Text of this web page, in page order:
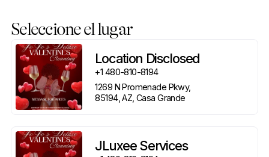
Seleccione el lugar
Location Disclosed
+1 480-810-8194
1269 N Promenade Pkwy,
85194, AZ, Casa Grande
JLuxee Services